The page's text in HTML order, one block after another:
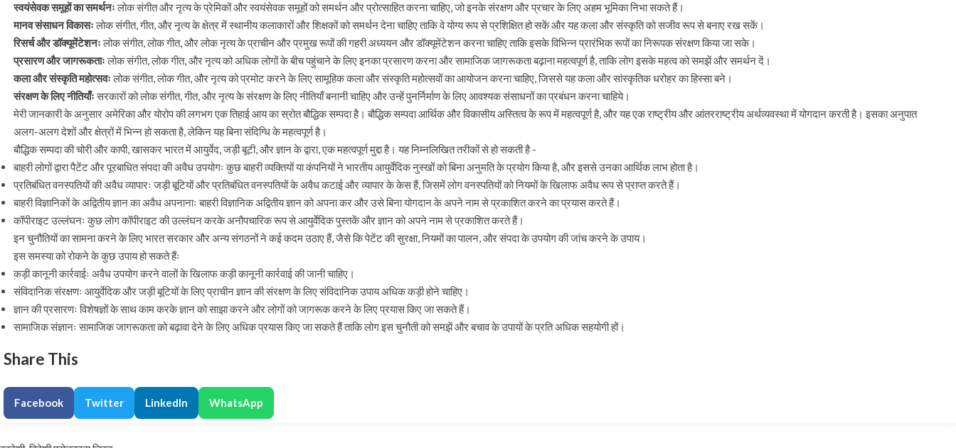
स्वयंसेवक समूहों का समर्थनःलोक संगीत और नृत्य के प्रेमिकों और स्वयंसेवक समूहों को समर्थन और प्रोत्साहित करना चाहिए, जो इनके संरक्षण और प्रचार के लिए अहम भूमिका निभा सकते हैं।
मानव संसाधन विकासःलोक संगीत, गीत, और नृत्य के क्षेत्र में स्थानीय कलाकारों और शिक्षकों को समर्थन देना चाहिए ताकि वे योग्य रूप से प्रशिक्षित हो सकें और यह कला और संस्कृति को सजीव रूप से बनाए रख सकें।
रिसर्च और डॉक्यूमेंटेशनःलोक संगीत, लोक गीत, और लोक नृत्य के प्राचीन और प्रमुख रूपों की गहरी अध्ययन और डॉक्यूमेंटेशन करना चाहिए ताकि इसके विभिन्न प्रारंभिक रूपों का निरूपक संरक्षण किया जा सके।
प्रसारण और जागरूकताःलोक संगीत, लोक गीत, और नृत्य को अधिक लोगों के बीच पहुंचाने के लिए इनका प्रसारण करना और सामाजिक जागरूकता बढ़ाना महत्वपूर्ण है, ताकि लोग इसके महत्व को समझें और समर्थन दें।
कला और संस्कृति महोत्सवःलोक संगीत, लोक गीत, और नृत्य को प्रमोट करने के लिए सामूहिक कला और संस्कृति महोत्सवों का आयोजन करना चाहिए, जिससे यह कला और सांस्कृतिक धरोहर का हिस्सा बने।
संरक्षण के लिए नीतियाँःसरकारों को लोक संगीत, गीत, और नृत्य के संरक्षण के लिए नीतियाँ बनानी चाहिए और उन्हें पुनर्निर्माण के लिए आवश्यक संसाधनों का प्रबंधन करना चाहिये।
मेरी जानकारी के अनुसार अमेरिका और योरोप की लगभग एक तिहाई आय का स्रोत बौद्धिक सम्पदा है। बौद्धिक सम्पदा आर्थिक और विकासीय अस्तित्व के रूप में महत्वपूर्ण है, और यह एक राष्ट्रीय और आंतरराष्ट्रीय अर्थव्यवस्था में योगदान करती है। इसका अनुपात
अलग-अलग देशों और क्षेत्रों में भिन्न हो सकता है, लेकिन यह बिना संदिग्धि के महत्वपूर्ण है।
बौद्धिक सम्पदा की चोरी और कापी, खासकर भारत में आयुर्वेद, जड़ी बूटी, और ज्ञान के द्वारा, एक महत्वपूर्ण मुद्दा है। यह निम्नलिखित तरीकों से हो सकती है -
बाहरी लोगों द्वारा पैटेंट और पूरबाधित संपदा की अवैध उपयोगः कुछ बाहरी व्यक्तियों या कंपनियों ने भारतीय आयुर्वेदिक नुस्खों को बिना अनुमति के प्रयोग किया है, और इससे उनका आर्थिक लाभ होता है।
प्रतिबंधित वनस्पतियों की अवैध व्यापारः जड़ी बूटियों और प्रतिबंधित वनस्पतियों के अवैध कटाई और व्यापार के केस हैं, जिसमें लोग वनस्पतियों को नियमों के खिलाफ अवैध रूप से प्राप्त करते हैं।
बाहरी विज्ञानिकों के अद्वितीय ज्ञान का अवैध अपनानाः बाहरी विज्ञानिक अद्वितीय ज्ञान को अपना कर और उसे बिना योगदान के अपने नाम से प्रकाशित करने का प्रयास करते हैं।
कॉपीराइट उल्लंघनः कुछ लोग कॉपीराइट की उल्लंघन करके अनौपचारिक रूप से आयुर्वेदिक पुस्तकें और ज्ञान को अपने नाम से प्रकाशित करते हैं।
इन चुनौतियों का सामना करने के लिए भारत सरकार और अन्य संगठनों ने कई कदम उठाए हैं, जैसे कि पेटेंट की सुरक्षा, नियमों का पालन, और संपदा के उपयोग की जांच करने के उपाय।
इस समस्या को रोकने के कुछ उपाय हो सकते हैंः
कड़ी कानूनी कार्रवाईः अवैध उपयोग करने वालों के खिलाफ कड़ी कानूनी कार्रवाई की जानी चाहिए।
संविदानिक संरक्षणः आयुर्वेदिक और जड़ी बूटियों के लिए प्राचीन ज्ञान की संरक्षण के लिए संविदानिक उपाय अधिक कड़ी होने चाहिए।
ज्ञान की प्रसारणः विशेषज्ञों के साथ काम करके ज्ञान को साझा करने और लोगों को जागरूक करने के लिए प्रयास किए जा सकते हैं।
सामाजिक संज्ञानः सामाजिक जागरूकता को बढ़ावा देने के लिए अधिक प्रयास किए जा सकते हैं ताकि लोग इस चुनौती को समझें और बचाव के उपायों के प्रति अधिक सहयोगी हों।
Share This
Facebook Twitter LinkedIn WhatsApp